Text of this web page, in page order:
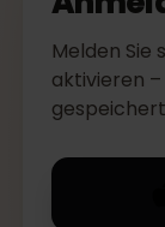
Melden Sie
aktivieren